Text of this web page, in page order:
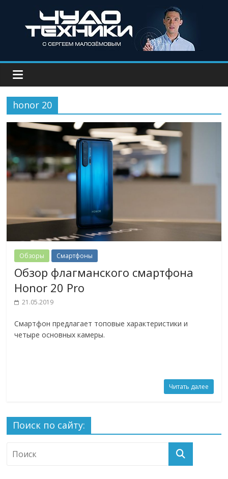
honor 20
Обзоры Смартфоны
Обзор флагманского смартфона
Honor 20 Pro
21.05.2019
Смартфон предлагает топовые характеристики и
четыре основных камеры.
Читать далее
Поиск по сайту: